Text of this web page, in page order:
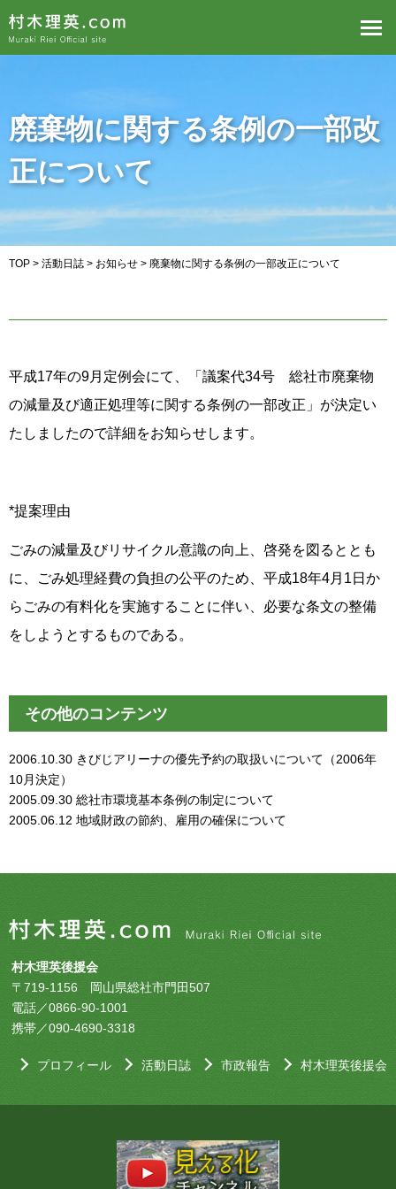
廃棄物に関する条例の一部改
正について
TOP > 活動日誌 > お知らせ > 廃棄物に関する条例の一部改正について
平成17年の9月定例会にて、「議案代34号 総社市廃棄物
の減量及び適正処理等に関する条例の一部改正」が決定い
たしましたので詳細をお知らせします。
*提案理由
ごみの減量及びリサイクル意識の向上、啓発を図るととも
に、ごみ処理経費の負担の公平のため、平成18年4月1日か
らごみの有料化を実施することに伴い、必要な条文の整備
をしようとするものである。
その他のコンテンツ
2006.10.30 きびじアリーナの優先予約の取扱いについて（2006年
10月決定）
2005.09.30 総社市環境基本条例の制定について
2005.06.12 地域財政の節約、雇用の確保について
村木理英後援会
〒719-1156 岡山県総社市門田507
電話／0866-90-1001
携帯／090-4690-3318
プロフィール 活動日誌 市政報告 村木理英後援会